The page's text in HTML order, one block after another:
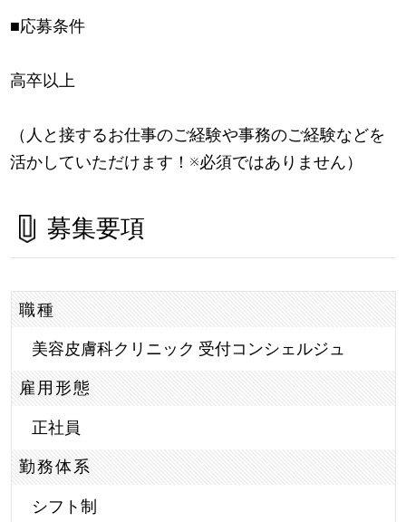
■応募条件
高卒以上
（人と接するお仕事のご経験や事務のご経験などを
活かしていただけます！※必須ではありません）
募集要項
職種
美容皮膚科クリニック 受付コンシェルジュ
雇用形態
正社員
勤務体系
シフト制